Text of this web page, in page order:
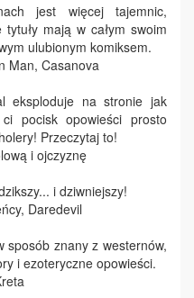
jest więcej tajemnic,
mają w całym swoim
ulubionym komiksem.
Man, Casanova
eksploduje na stronie jak
pocisk opowieści prosto
Przeczytaj to!
i ojczyznę
i dziwniejszy!
Daredevil
sposób znany z westernów,
i ezoteryczne opowieści.